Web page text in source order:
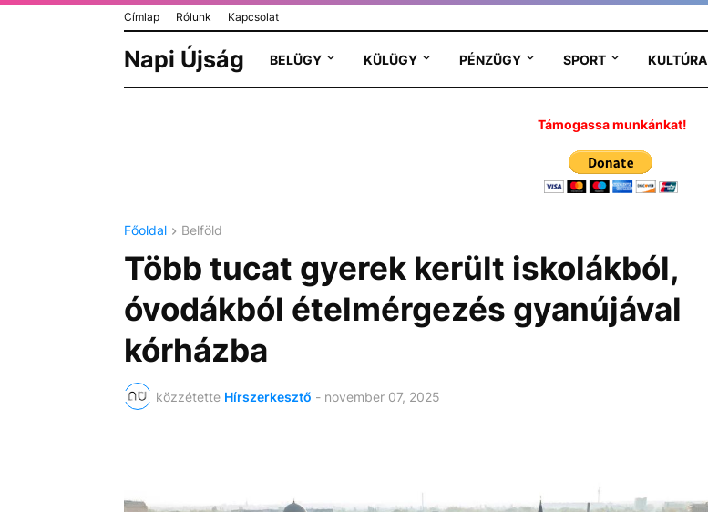
Címlap Rólunk Kapcsolat
Napi Újság BELÜGY KÜLÜGY PÉNZÜGY SPORT KULTÚRA
Támogassa munkánkat!
Főoldal Belföld
Több tucat gyerek került iskolákból,
óvodákból ételmérgezés gyanújával
kórházba
közzétette Hírszerkesztő - november 07, 2025